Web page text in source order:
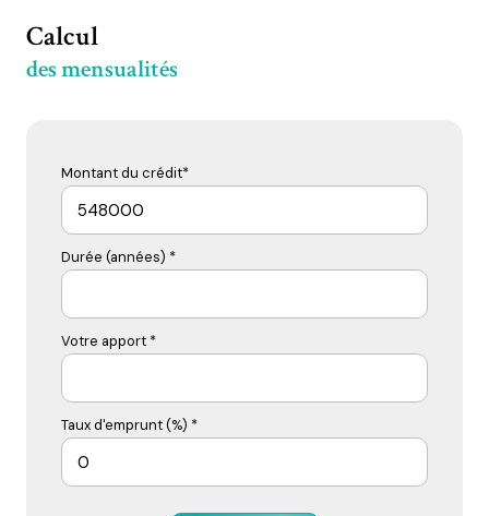
Calcul
des mensualités
Montant du crédit*
Durée (années) *
Votre apport *
Taux d'emprunt (%) *